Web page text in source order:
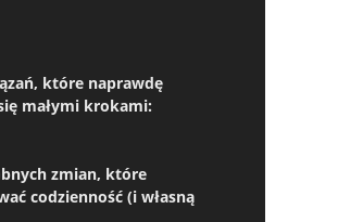
które naprawdę
małymi krokami:
zmian, które
codzienność (i własną